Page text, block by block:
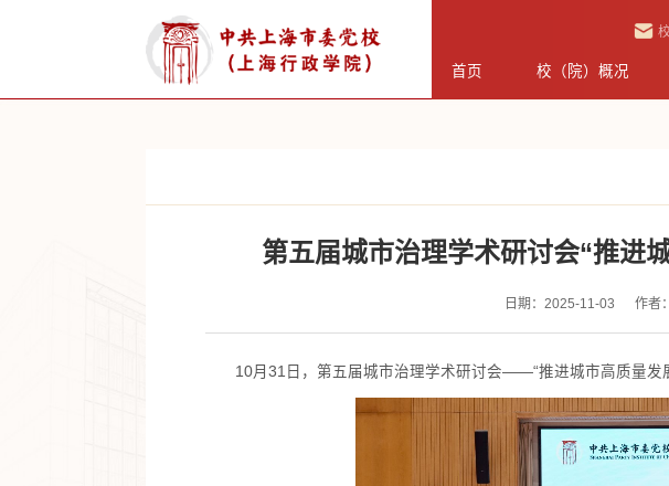
首页 校（院）概况
第五届城市治理学术研讨会“推进
日期：2025-11-03 作者
10月31日，第五届城市治理学术研讨会——“推进城市高质量发